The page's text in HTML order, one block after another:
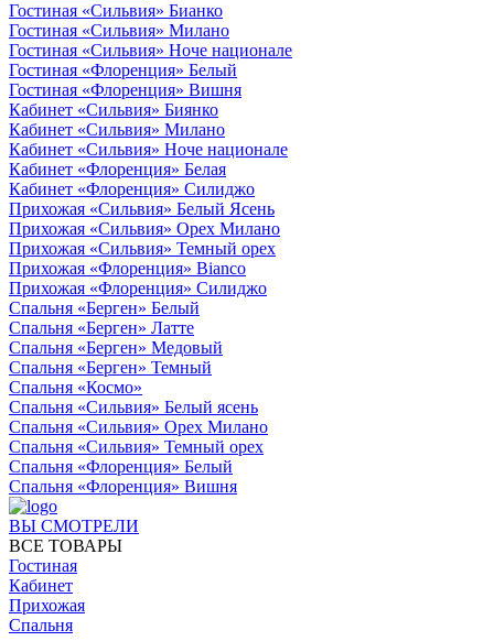
Гостиная «Сильвия» Бианко
Гостиная «Сильвия» Милано
Гостиная «Сильвия» Ноче национале
Гостиная «Флоренция» Белый
Гостиная «Флоренция» Вишня
Кабинет «Сильвия» Биянко
Кабинет «Сильвия» Милано
Кабинет «Сильвия» Ноче национале
Кабинет «Флоренция» Белая
Кабинет «Флоренция» Силиджо
Прихожая «Сильвия» Белый Ясень
Прихожая «Сильвия» Орех Милано
Прихожая «Сильвия» Темный орех
Прихожая «Флоренция» Bianco
Прихожая «Флоренция» Силиджо
Спальня «Берген» Белый
Спальня «Берген» Латте
Спальня «Берген» Медовый
Спальня «Берген» Темный
Спальня «Космо»
Спальня «Сильвия» Белый ясень
Спальня «Сильвия» Орех Милано
Спальня «Сильвия» Темный орех
Спальня «Флоренция» Белый
Спальня «Флоренция» Вишня
ВЫ СМОТРЕЛИ
ВСЕ ТОВАРЫ
Гостиная
Кабинет
Прихожая
Спальня